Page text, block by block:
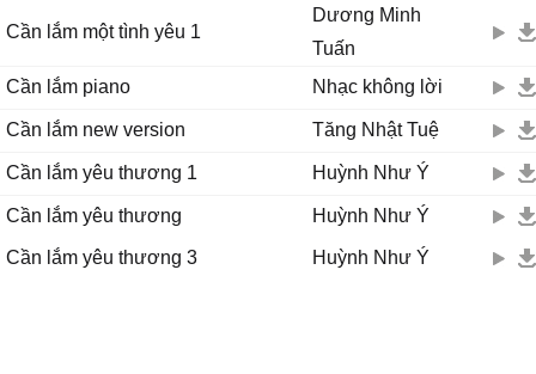
Miệng gượng cười, lòng đau gấp trăm lần.
Há há ha hà
Há há ha hà
Há ha hà
Há há ha hà
Cần lắm một tình yêu 1
Dương Minh
Tuấn
Cần lắm piano
Nhạc không lời
Cần lắm new version Tăng Nhật Tuệ
Cần lắm yêu thương 1 Huỳnh Như Ý
Cần lắm yêu thương Huỳnh Như Ý
Cần lắm yêu thương 3 Huỳnh Như Ý